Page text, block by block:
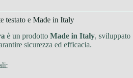
testato e Made in Italy
è un prodotto Made in Italy, sviluppato
sicurezza ed efficacia.